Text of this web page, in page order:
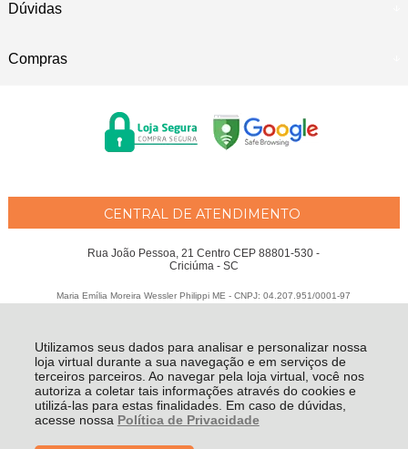
Utilizamos seus dados para analisar e personalizar nossa
loja virtual durante a sua navegação e em serviços de
terceiros parceiros. Ao navegar pela loja virtual, você nos
autoriza a coletar tais informações através do cookies e
utilizá-las para estas finalidades. Em caso de dúvidas,
acesse nossa Política de Privacidade
Dúvidas
Compras
CENTRAL DE ATENDIMENTO
Rua João Pessoa, 21 Centro CEP 88801-530 -
Criciúma - SC
Maria Emília Moreira Wessler Philippi ME - CNPJ: 04.207.951/0001-97